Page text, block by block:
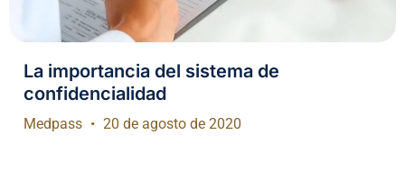
La importancia del sistema de
confidencialidad
Medpass 20 de agosto de 2020